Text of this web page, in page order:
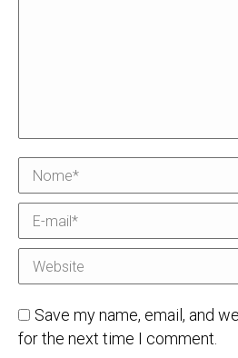
Nome *
E-mail *
Website
Save my name, email, and
for the next time I comment.